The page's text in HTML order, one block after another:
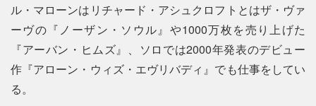
ル・マローンはリチャード・アシュクロフトとはザ・ヴァ
ーヴの『ノーザン・ソウル』や1000万枚を売り上げた
『アーバン・ヒムズ』、ソロでは2000年発表のデビュー
作『アローン・ウィズ・エヴリバディ』でも仕事をしてい
る。